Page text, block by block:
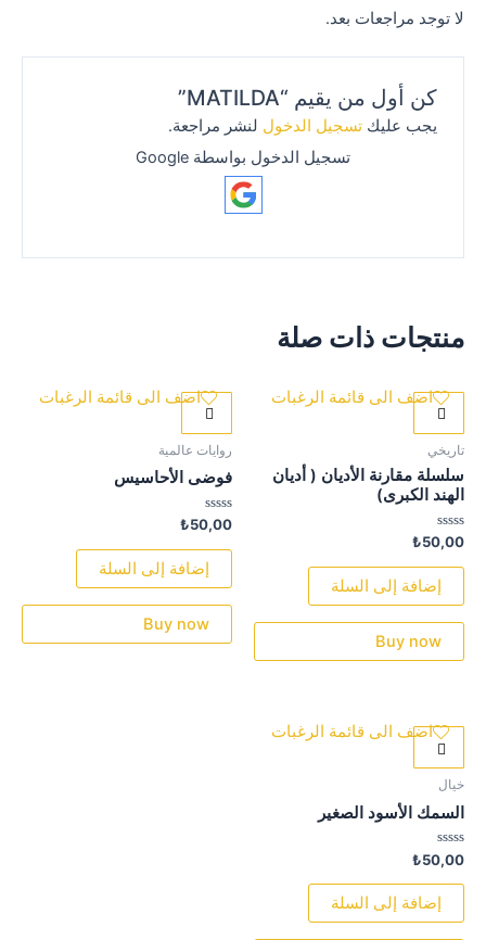
لا توجد مراجعات بعد.
كن أول من يقيم “MATILDA”
يجب عليكتسجيل الدخول لنشر مراجعة.
تسجيل الدخول بواسطة Google
منتجات ذات صلة
اضف الى قائمة الرغبات
تاريخي
سلسلة مقارنة الأديان ( أديان
الهند الكبرى)
تم
التقييم
0
₺50,00
إضافة إلى السلة
Buy now
اضف الى قائمة الرغبات
روايات عالمية
فوضى الأحاسيس
تم
التقييم
0
₺50,00
إضافة إلى السلة
Buy now
اضف الى قائمة الرغبات
خيال
السمك الأسود الصغير
تم
التقييم
0
₺50,00
إضافة إلى السلة